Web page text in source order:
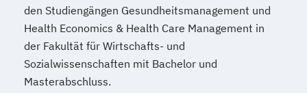
den Studiengängen Gesundheitsmanagement und
Health Economics & Health Care Management in
der Fakultät für Wirtschafts- und
Sozialwissenschaften mit Bachelor und
Masterabschluss.